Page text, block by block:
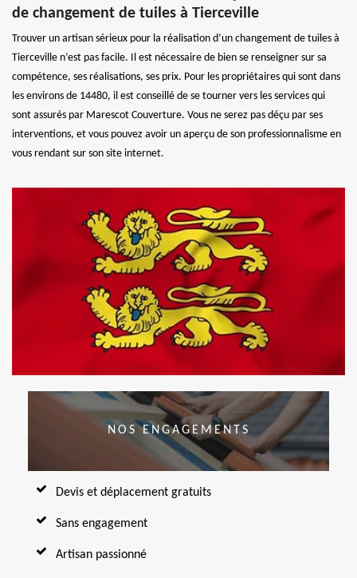
de changement de tuiles à Tierceville
Trouver un artisan sérieux pour la réalisation d’un changement de tuiles à
Tierceville n’est pas facile. Il est nécessaire de bien se renseigner sur sa
compétence, ses réalisations, ses prix. Pour les propriétaires qui sont dans
les environs de 14480, il est conseillé de se tourner vers les services qui
sont assurés par Marescot Couverture. Vous ne serez pas déçu par ses
interventions, et vous pouvez avoir un aperçu de son professionnalisme en
vous rendant sur son site internet.
NOS ENGAGEMENTS
Devis et déplacement gratuits
Sans engagement
Artisan passionné